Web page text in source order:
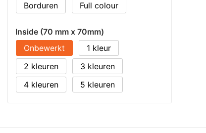
Borduren
Full colour
Inside (70 mm x 70mm)
Onbewerkt
1
2
3
4
5